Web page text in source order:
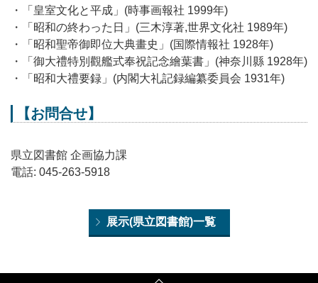
・「皇室文化と平成」(時事画報社 1999年)
・「昭和の終わった日」(三木淳著,世界文化社 1989年)
・「昭和聖帝御即位大典畫史」(国際情報社 1928年)
・「御大禮特別觀艦式奉祝記念繪葉書」(神奈川縣 1928年)
・「昭和大禮要録」(内閣大礼記録編纂委員会 1931年)
【お問合せ】
県立図書館 企画協力課
電話: 045-263-5918
展示(県立図書館)一覧